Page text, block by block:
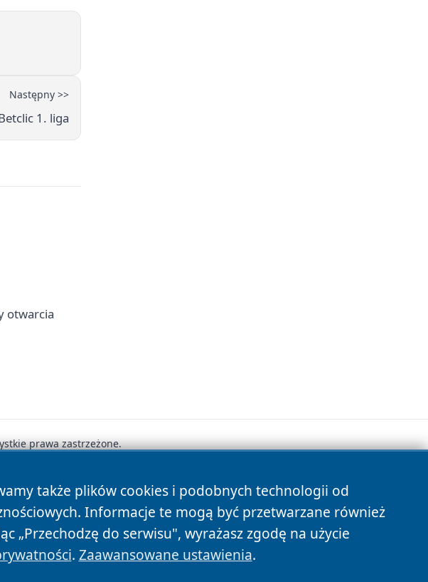
Następny >>
1. liga
otwarcia
także plików cookies i podobnych technologii od
Informacje te mogą być przetwarzane również
„Przechodzę do serwisu", wyrażasz zgodę na użycie
. Zaawansowane ustawienia.
prawa zastrzeżone.
Polityka Cookies